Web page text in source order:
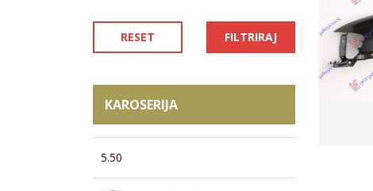
RESET FILTRIRAJ
KAROSERIJA
5.50